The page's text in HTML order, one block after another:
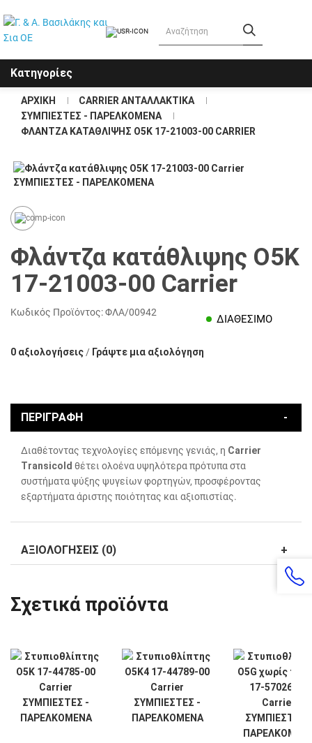
Κατηγορίες
ΑΡΧΙΚΗ
CARRIER ΑΝΤΑΛΛΑΚΤΙΚΑ
ΣΥΜΠΙΕΣΤΕΣ - ΠΑΡΕΛΚΟΜΕΝΑ
ΦΛΑΝΤΖΑ ΚΑΤΑΘΛΙΨΗΣ Ο5Κ 17-21003-00 CARRIER
Φλάντζα κατάθλιψης Ο5Κ
17-21003-00 Carrier
Κωδικός Προϊόντος:ΦΛΑ/00942
ΔΙΑΘΕΣΙΜΟ
0 αξιολογήσεις / Γράψτε μια αξιολόγηση
ΠΕΡΙΓΡΑΦΗ
Διαθέτοντας τεχνολογίες επόμενης γενιάς, η Carrier
Transicold θέτει ολοένα υψηλότερα πρότυπα στα
συστήματα ψύξης ψυγείων φορτηγών, προσφέροντας
εξαρτήματα άριστης ποιότητας και αξιοπιστίας.
ΑΞΙΟΛΟΓΗΣΕΙΣ (0)
Σχετικά προϊόντα